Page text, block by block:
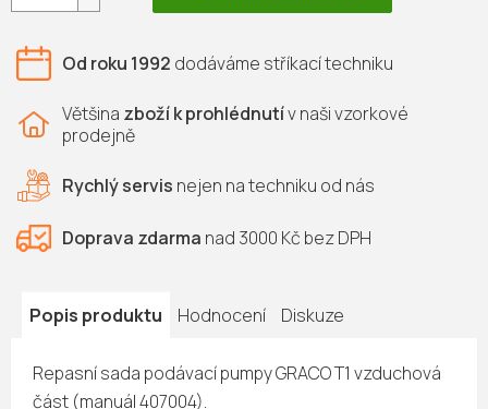
Od roku 1992 dodáváme stříkací techniku
Většina zboží k prohlédnutív naši vzorkové
prodejně
Rychlý servis nejen natechniku od nás
Doprava zdarma nad 3000 Kč bez DPH
Popis produktu Hodnocení Diskuze
Repasní sada podávací pumpy GRACO T1 vzduchová
část (manuál 407004).